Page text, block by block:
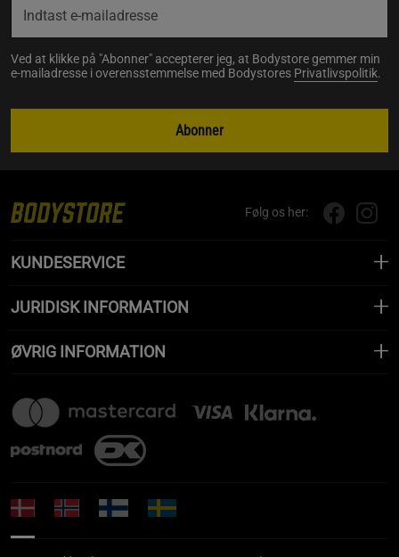
Ved at klikke på "Abonner" accepterer jeg, at Bodystore gemmer min
e-mailadresse i overensstemmelse med Bodystores Privatlivspolitik.
Abonner
Følg os her:
KUNDESERVICE
JURIDISK INFORMATION
ØVRIG INFORMATION